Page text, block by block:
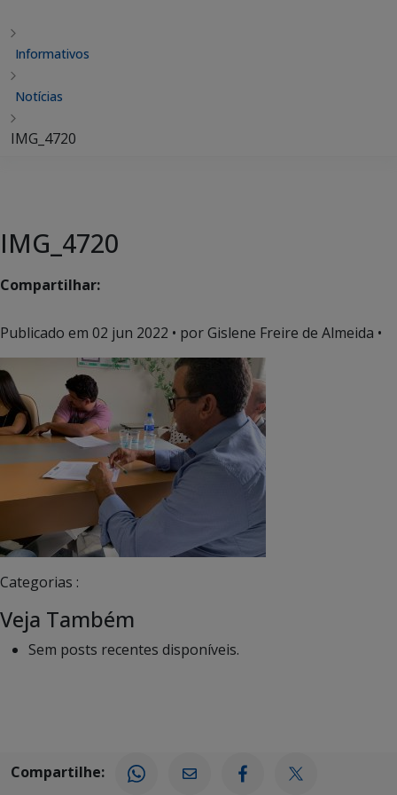
Informativos
Notícias
IMG_4720
IMG_4720
Compartilhar:
Publicado em 02 jun 2022 • por Gislene Freire de Almeida •
Categorias :
Veja Também
Sem posts recentes disponíveis.
Compartilhe: